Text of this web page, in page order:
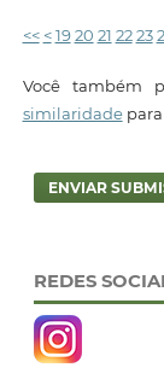
<< < 19 20 21 22 23
Você também
similaridadepara
ENVIAR
REDES